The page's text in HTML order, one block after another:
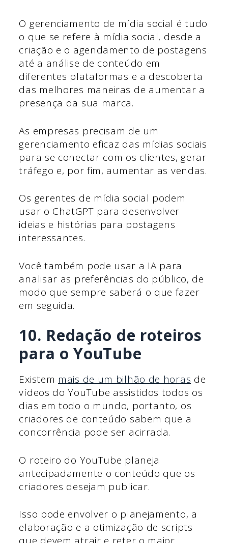
O gerenciamento de mídia social é tudo
o que se refere à mídia social, desde a
criação e o agendamento de postagens
até a análise de conteúdo em
diferentes plataformas e a descoberta
das melhores maneiras de aumentar a
presença da sua marca.
As empresas precisam de um
gerenciamento eficaz das mídias sociais
para se conectar com os clientes, gerar
tráfego e, por fim, aumentar as vendas.
Os gerentes de mídia social podem
usar o ChatGPT para desenvolver
ideias e histórias para postagens
interessantes.
Você também pode usar a IA para
analisar as preferências do público, de
modo que sempre saberá o que fazer
em seguida.
10. Redação de roteiros
para o YouTube
Existem mais de um bilhão de horas de
vídeos do YouTube assistidos todos os
dias em todo o mundo, portanto, os
criadores de conteúdo sabem que a
concorrência pode ser acirrada.
O roteiro do YouTube planeja
antecipadamente o conteúdo que os
criadores desejam publicar.
Isso pode envolver o planejamento, a
elaboração e a otimização de scripts